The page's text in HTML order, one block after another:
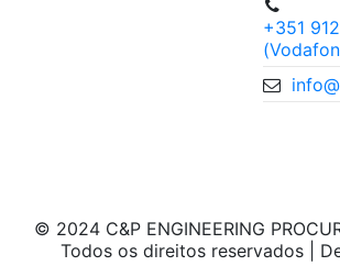
+351
© 2024 C&P ENGINEERING
Todos os direitos reservados |